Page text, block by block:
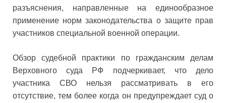
разъяснения, направленные на единообразное
применение норм законодательства о защите прав
участников специальной военной операции.
Обзор судебной практики по гражданским делам
Верховного суда РФ подчеркивает, что дело
участника СВО нельзя рассматривать в его
отсутствие, тем более когда он предупреждает суд о